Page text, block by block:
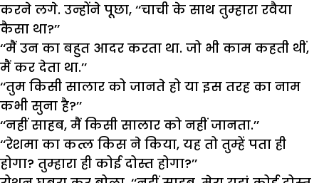
करने लगे. उन्होंने पूछा, ‘‘चाची के साथ तुम्हारा रवैया
कैसा था?’’
‘‘मैं उन का बहुत आदर करता था. जो भी काम कहती थीं,
मैं कर देता था.’’
‘‘तुम किसी सालार को जानते हो या इस तरह का नाम
कभी सुना है?’’
‘‘नहीं साहब, मैं किसी सालार को नहीं जानता.’’
‘‘रेशमा का कत्ल किस ने किया, यह तो तुम्हें पता ही
होगा? तुम्हारा ही कोई दोस्त होगा?’’